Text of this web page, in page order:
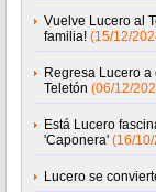
Vuelve Lucero al
familia! (15/12/
Regresa Lucero
Teletón (06/12/
Está Lucero
'Caponera' (16/
Lucero se